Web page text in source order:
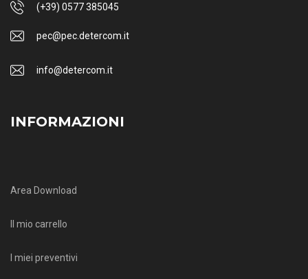
(+39) 0577 385045
pec@pec.detercom.it
info@detercom.it
INFORMAZIONI
Area Download
Il mio carrello
I miei preventivi